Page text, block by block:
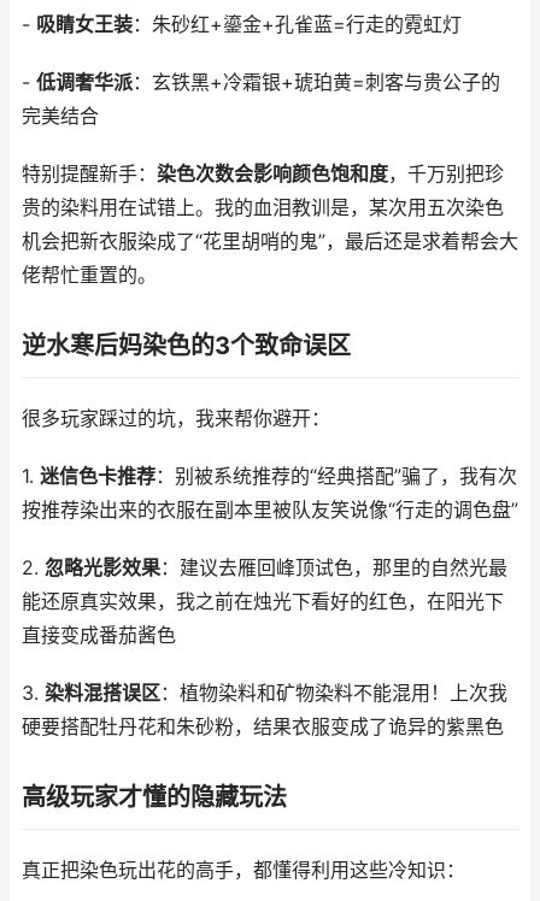
- 吸睛女王装：朱砂红+鎏金+孔雀蓝=行走的霓虹灯
- 低调奢华派：玄铁黑+冷霜银+琥珀黄=刺客与贵公子的
完美结合
特别提醒新手： 染色次数会影响颜色饱和度，千万别把珍
贵的染料用在试错上。我的血泪教训是，某次用五次染色
机会把新衣服染成了“花里胡哨的鬼”，最后还是求着帮会大
佬帮忙重置的。
逆水寒后妈染色的3个致命误区
很多玩家踩过的坑，我来帮你避开：
1. 迷信色卡推荐：别被系统推荐的“经典搭配”骗了，我有次
按推荐染出来的衣服在副本里被队友笑说像“行走的调色盘”
2. 忽略光影效果：建议去雁回峰顶试色，那里的自然光最
能还原真实效果，我之前在烛光下看好的红色，在阳光下
直接变成番茄酱色
3. 染料混搭误区：植物染料和矿物染料不能混用！上次我
硬要搭配牡丹花和朱砂粉，结果衣服变成了诡异的紫黑色
高级玩家才懂的隐藏玩法
真正把染色玩出花的高手，都懂得利用这些冷知识：